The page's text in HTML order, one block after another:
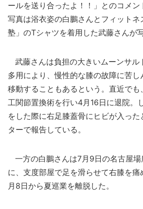
ールを送り合ったよ！！」とのコメン
写真は浴衣姿の白鵬さんとフィット
塾」のTシャツを着用した武藤さんが
武藤さんは負担の大きいムーンサル
多用により、慢性的な膝の故障に苦
移動することもあるという。直近でも
工関節置換術を行い4月16日に退院。
をした際に右足膝蓋骨にヒビが入っ
ターで報告している。
一方の白鵬さんは7月9日の名古屋
に、支度部屋で足を滑らせて右膝を
月8日から夏巡業を離脱した。